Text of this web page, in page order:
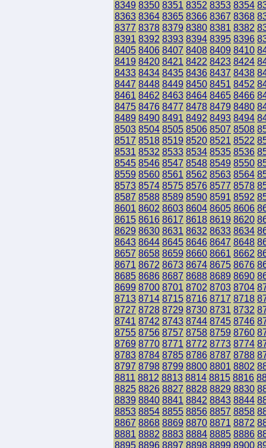
8349 8350 8351 8352 8353 8354
8363 8364 8365 8366 8367 8368
8377 8378 8379 8380 8381 8382
8391 8392 8393 8394 8395 8396
8405 8406 8407 8408 8409 8410
8419 8420 8421 8422 8423 8424
8433 8434 8435 8436 8437 8438
8447 8448 8449 8450 8451 8452
8461 8462 8463 8464 8465 8466
8475 8476 8477 8478 8479 8480
8489 8490 8491 8492 8493 8494
8503 8504 8505 8506 8507 8508
8517 8518 8519 8520 8521 8522
8531 8532 8533 8534 8535 8536
8545 8546 8547 8548 8549 8550
8559 8560 8561 8562 8563 8564
8573 8574 8575 8576 8577 8578
8587 8588 8589 8590 8591 8592
8601 8602 8603 8604 8605 8606
8615 8616 8617 8618 8619 8620
8629 8630 8631 8632 8633 8634
8643 8644 8645 8646 8647 8648
8657 8658 8659 8660 8661 8662
8671 8672 8673 8674 8675 8676
8685 8686 8687 8688 8689 8690
8699 8700 8701 8702 8703 8704
8713 8714 8715 8716 8717 8718
8727 8728 8729 8730 8731 8732
8741 8742 8743 8744 8745 8746
8755 8756 8757 8758 8759 8760
8769 8770 8771 8772 8773 8774
8783 8784 8785 8786 8787 8788
8797 8798 8799 8800 8801 8802
8811 8812 8813 8814 8815 8816
8825 8826 8827 8828 8829 8830
8839 8840 8841 8842 8843 8844
8853 8854 8855 8856 8857 8858
8867 8868 8869 8870 8871 8872
8881 8882 8883 8884 8885 8886
8895 8896 8897 8898 8899 8900